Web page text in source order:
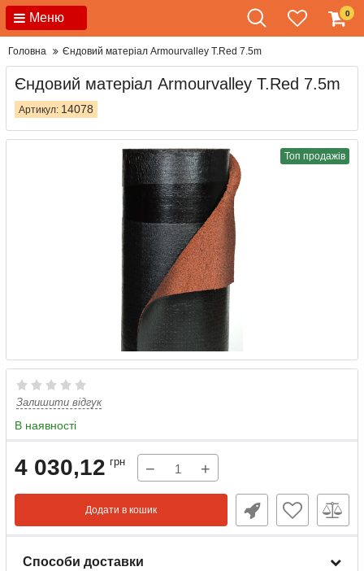
Меню 0
Головна Єндовий матеріал Armourvalley T.Red 7.5m
Єндовий матеріал Armourvalley T.Red 7.5m
Артикул: 14078
Топ продажів
Залишити відгук
В наявності
4 030,12 грн − +
Додати в кошик
Способи доставки